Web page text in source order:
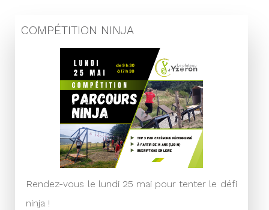
COMPÉTITION NINJA
Rendez-vous le lundi 25 mai pour tenter le défi
ninja !